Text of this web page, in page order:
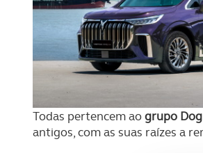
Todas pertencem aogrupo
antigos, com as suas raízes a